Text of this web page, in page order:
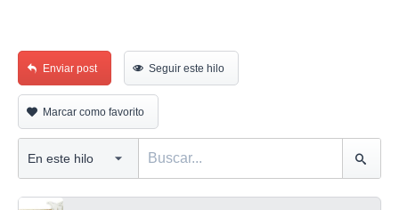
Enviar post Seguir este hilo
Marcar como favorito